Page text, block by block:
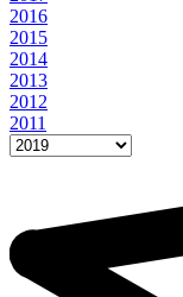
2016
2015
2014
2013
2012
2011